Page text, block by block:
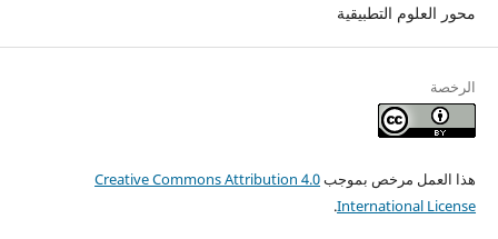
محور العلوم التطبيقية
الرخصة
هذا العمل مرخص بموجبCreative Commons Attribution 4.0
International License
.